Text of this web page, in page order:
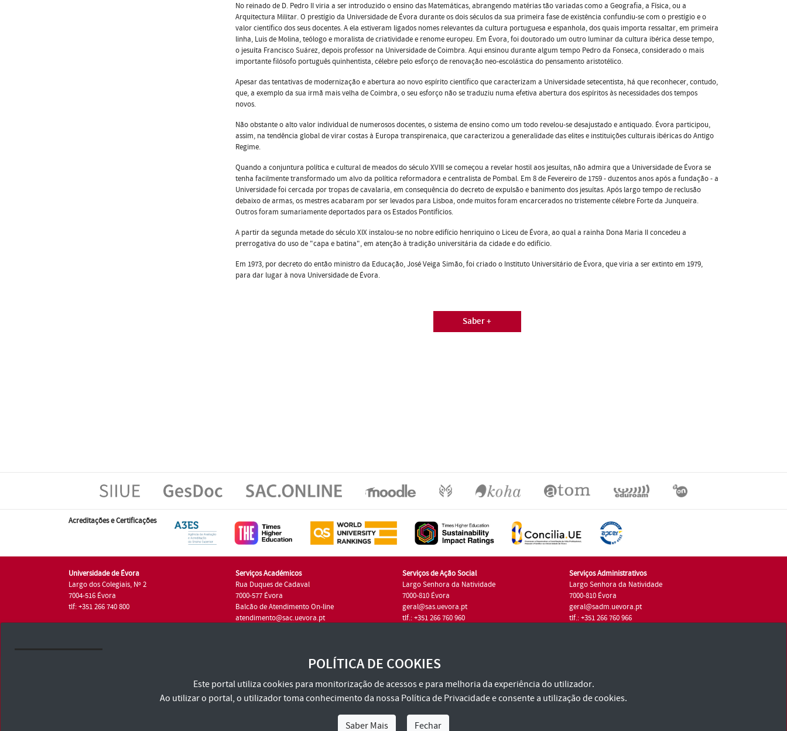
No reinado de D. Pedro II viria a ser introduzido o ensino das Matemáticas, abrangendo matérias tão variadas como a Geograﬁa, a Física, ou a
Arquitectura Militar. O prestígio da Universidade de Évora durante os dois séculos da sua primeira fase de existência confundiu-se com o prestígio e o
valor cientíﬁco dos seus docentes. A ela estiveram ligados nomes relevantes da cultura portuguesa e espanhola, dos quais importa ressaltar, em primeira
linha, Luis de Molina, teólogo e moralista de criatividade e renome europeu. Em Évora, foi doutorado um outro luminar da cultura ibérica desse tempo,
o jesuíta Francisco Suárez, depois professor na Universidade de Coimbra. Aqui ensinou durante algum tempo Pedro da Fonseca, considerado o mais
importante ﬁlósofo português quinhentista, célebre pelo esforço de renovação neo-escolástica do pensamento aristotélico.
Apesar das tentativas de modernização e abertura ao novo espírito cientíﬁco que caracterizam a Universidade setecentista, há que reconhecer, contudo,
que, a exemplo da sua irmã mais velha de Coimbra, o seu esforço não se traduziu numa efetiva abertura dos espíritos às necessidades dos tempos
novos.
Não obstante o alto valor individual de numerosos docentes, o sistema de ensino como um todo revelou-se desajustado e antiquado. Évora participou,
assim, na tendência global de virar costas à Europa transpirenaica, que caracterizou a generalidade das elites e instituições culturais ibéricas do Antigo
Regime.
Quando a conjuntura política e cultural de meados do século XVIII se começou a revelar hostil aos jesuítas, não admira que a Universidade de Évora se
tenha facilmente transformado um alvo da política reformadora e centralista de Pombal. Em 8 de Fevereiro de 1759 - duzentos anos após a fundação - a
Universidade foi cercada por tropas de cavalaria, em consequência do decreto de expulsão e banimento dos jesuítas. Após largo tempo de reclusão
debaixo de armas, os mestres acabaram por ser levados para Lisboa, onde muitos foram encarcerados no tristemente célebre Forte da Junqueira.
Outros foram sumariamente deportados para os Estados Pontifícios.
A partir da segunda metade do século XIX instalou-se no nobre edifício henriquino o Liceu de Évora, ao qual a rainha Dona Maria II concedeu a
prerrogativa do uso de "capa e batina", em atenção à tradição universitária da cidade e do edifício.
Em 1973, por decreto do então ministro da Educação, José Veiga Simão, foi criado o Instituto Universitário de Évora, que viria a ser extinto em 1979,
para dar lugar à nova Universidade de Évora.
Saber +
Acreditações e Certificações
Universidade de Évora
Largo dos Colegiais, Nº 2
7004-516 Évora
tlf: +351 266 740 800
Serviços Académicos
Rua Duques de Cadaval
7000-577 Évora
Balcão de Atendimento On-line
atendimento@sac.uevora.pt
Serviços de Ação Social
Largo Senhora da Natividade
7000-810 Évora
geral@sas.uevora.pt
tlf.: +351 266 760 960
Serviços Administrativos
Largo Senhora da Natividade
7000-810 Évora
geral@sadm.uevora.pt
tlf.: +351 266 760 966
Consulte os Termos e Condições e Política de Privacidade
POLÍTICA DE COOKIES
Este portal utiliza cookies para monitorização de acessos e para melhoria da experiência do utilizador.
Ao utilizar o portal, o utilizador toma conhecimento da nossa Política de Privacidadee consente a utilização de cookies.
Saber Mais Fechar